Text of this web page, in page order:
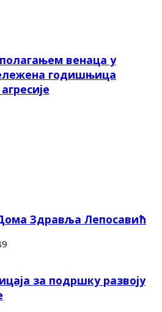
венаца у
годишњица
Здравља Лепосавић
за подршку развоју